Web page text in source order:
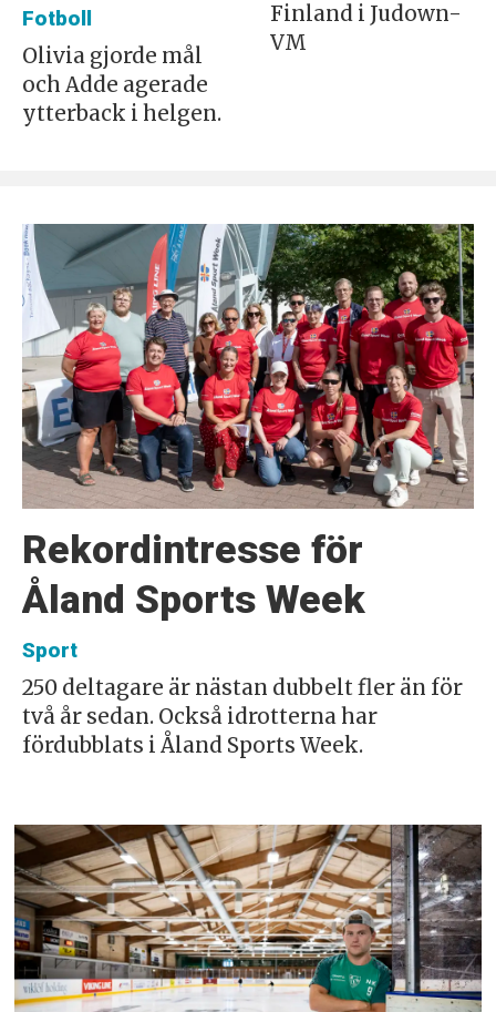
Fotboll
Olivia gjorde mål
och Adde agerade
ytterback i helgen.
Finland i Judown-
VM
Rekordintresse för
Åland Sports Week
Sport
250 deltagare är nästan dubbelt fler än för
två år sedan. Också idrotterna har
fördubblats i Åland Sports Week.